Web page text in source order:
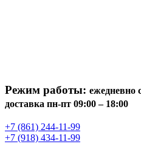
Режим работы: ежедневно
доставка пн-пт 09:00 – 18:00
+7 (861) 244-11-99
+7 (918) 434-11-99